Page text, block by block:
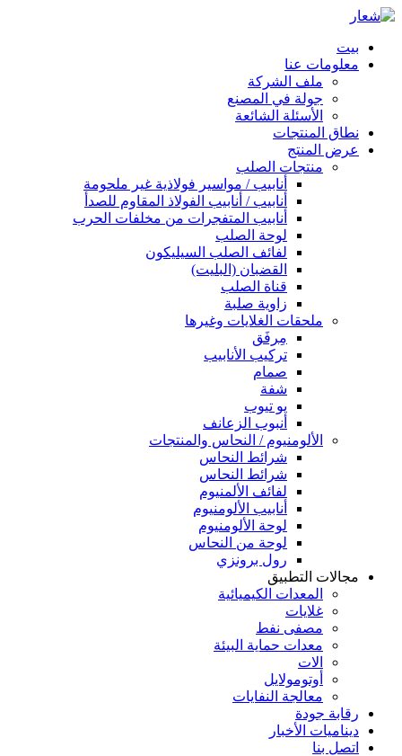
بيت
معلومات عنا
ملف الشركة
جولة في المصنع
الأسئلة الشائعة
نطاق المنتجات
عرض المنتج
منتجات الصلب
أنابيب / مواسير فولاذية غير ملحومة
أنابيب / أنابيب الفولاذ المقاوم للصدأ
أنابيب المتفجرات من مخلفات الحرب
لوحة الصلب
لفائف الصلب السيليكون
القضبان (البليت)
قناة الصلب
زاوية صلبة
ملحقات الغلايات وغيرها
مِرفَق
تركيب الأنابيب
صمام
شفة
يو تيوب
أنبوب الزعانف
الألومنيوم / النحاس والمنتجات
شرائط النحاس
شرائط النحاس
لفائف الألمنيوم
أنابيب الألومنيوم
لوحة الألومنيوم
لوحة من النحاس
رول برونزي
مجالات التطبيق
المعدات الكيميائية
غلايات
مصفى نفط
معدات حماية البيئة
الات
أوتومولايل
معالجة النفايات
رقابة جودة
ديناميات الأخبار
اتصل بنا